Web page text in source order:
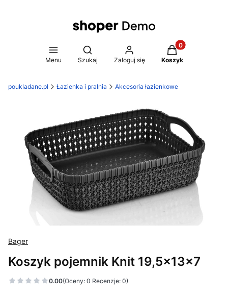
Menu
Otwórz wyszukiwarkę
Szukaj Zaloguj się
Produkty w
Koszyk
poukladane.pl Łazienka i pralnia Akcesoria łazienkowe
Bager
Koszyk pojemnik Knit 19,5x13x7
0.00(Oceny: 0 Recenzje: 0)